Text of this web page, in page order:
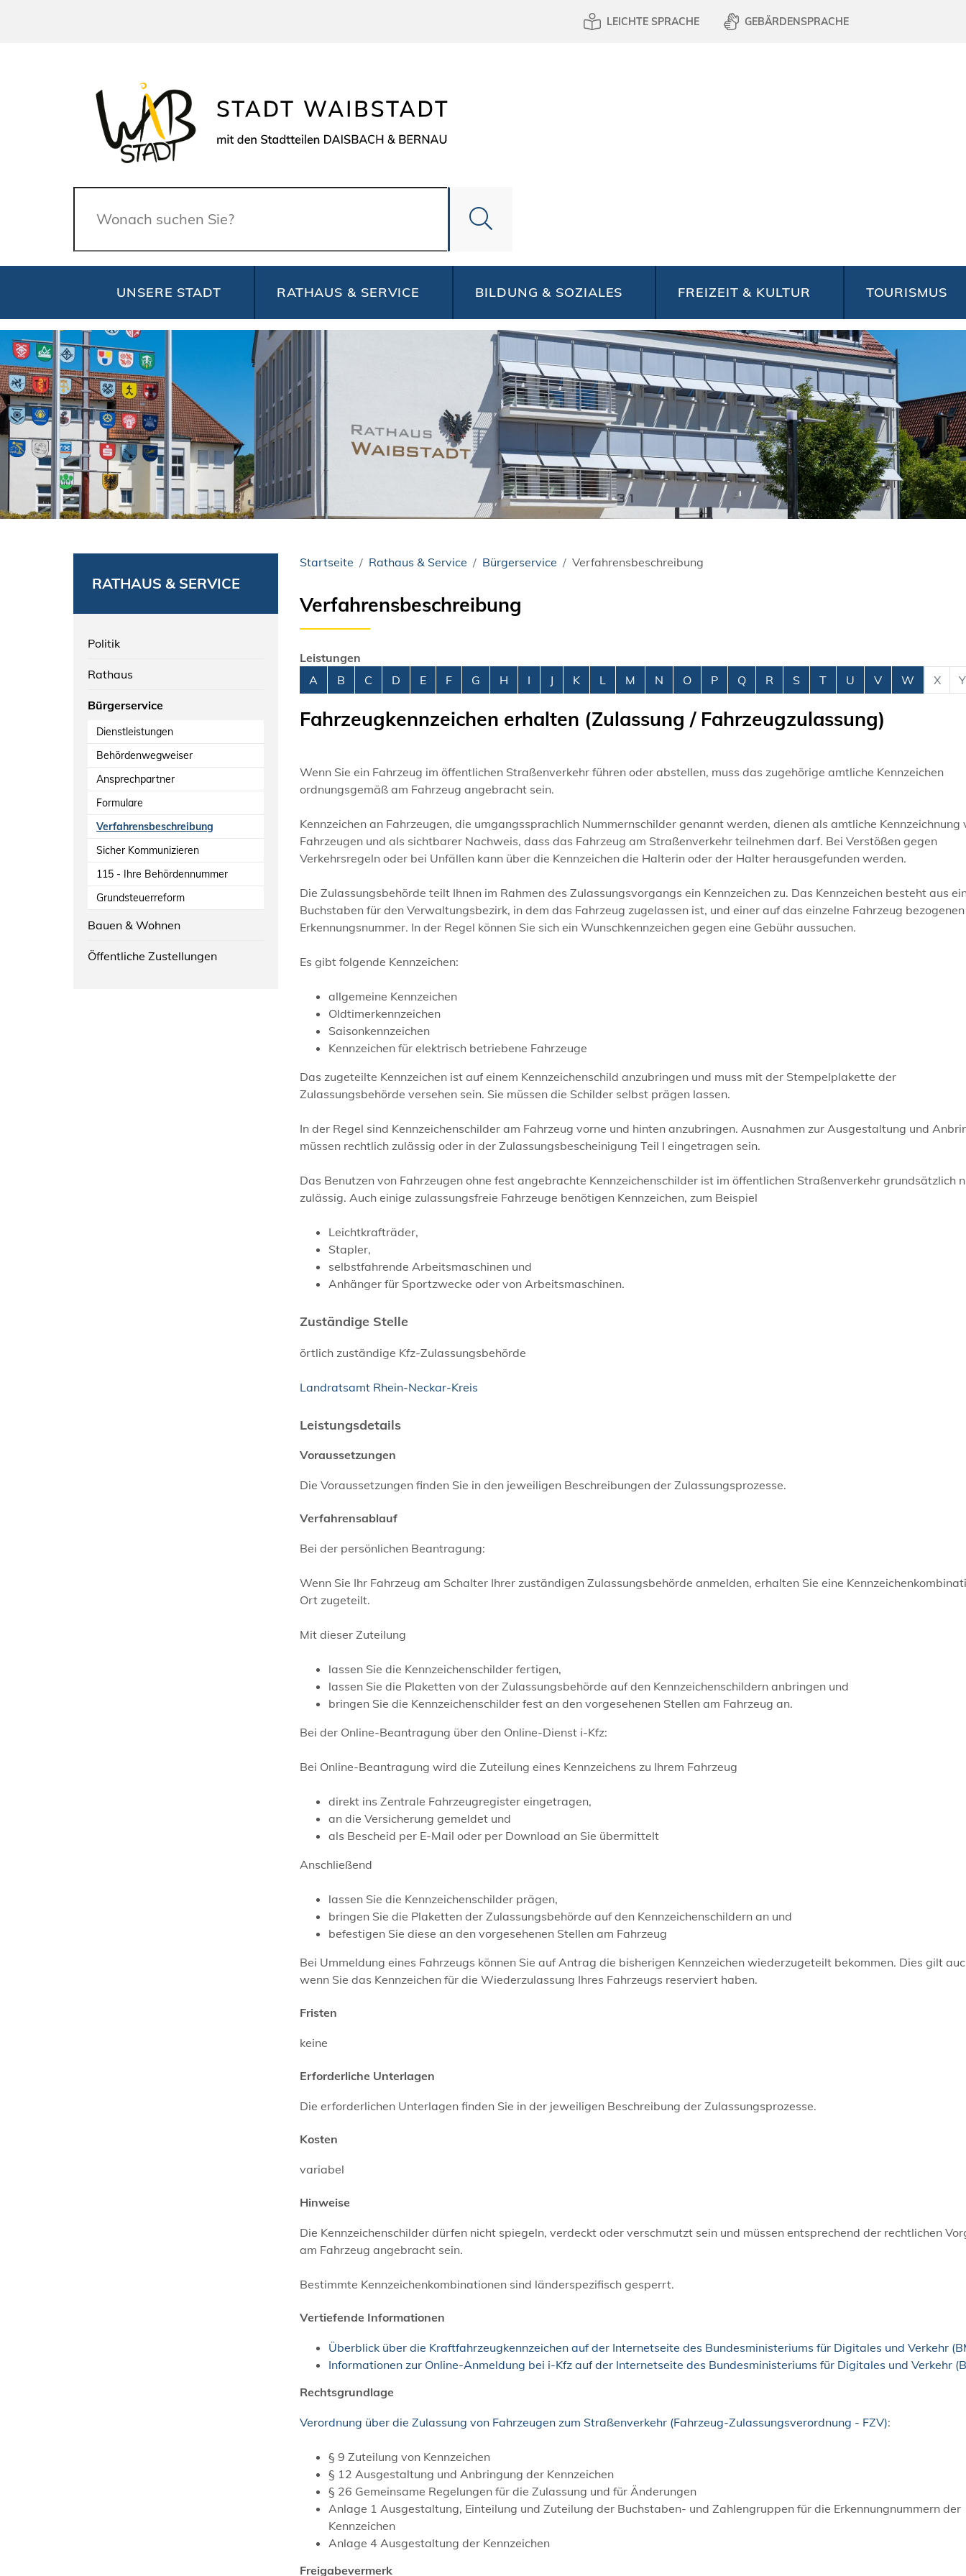
LEICHTE SPRACHE GEBÄRDENSPRACHE
Suche
UNSERE STADT RATHAUS & SERVICE BILDUNG & SOZIALES FREIZEIT & KULTUR TOURISMUS
RATHAUS & SERVICE
Politik
Rathaus
Bürgerservice
Dienstleistungen
Behördenwegweiser
Ansprechpartner
Formulare
Verfahrensbeschreibung
Sicher Kommunizieren
115 - Ihre Behördennummer
Grundsteuerreform
Bauen & Wohnen
Öffentliche Zustellungen
Startseite Rathaus & Service Bürgerservice Verfahrensbeschreibung
Verfahrensbeschreibung
Leistungen
Alphabetisches Register überspringen
A B C D E F G H I J K L M N O P Q R S T U V W X Y
Fahrzeugkennzeichen erhalten (Zulassung / Fahrzeugzulassung)
Wenn Sie ein Fahrzeug im öffentlichen Straßenverkehr führen oder abstellen, muss das zugehörige amtliche Kennzeichen
ordnungsgemäß am Fahrzeug angebracht sein.
Kennzeichen an Fahrzeugen, die umgangssprachlich Nummernschilder genannt werden, dienen als amtliche Kennzeichnung
Fahrzeugen und als sichtbarer Nachweis, dass das Fahrzeug am Straßenverkehr teilnehmen darf. Bei Verstößen gegen
Verkehrsregeln oder bei Unfällen kann über die Kennzeichen die Halterin oder der Halter herausgefunden werden.
Die Zulassungsbehörde teilt Ihnen im Rahmen des Zulassungsvorgangs ein Kennzeichen zu. Das Kennzeichen besteht aus
Buchstaben für den Verwaltungsbezirk, in dem das Fahrzeug zugelassen ist, und einer auf das einzelne Fahrzeug bezogenen
Erkennungsnummer. In der Regel können Sie sich ein Wunschkennzeichen gegen eine Gebühr aussuchen.
Es gibt folgende Kennzeichen:
allgemeine Kennzeichen
Oldtimerkennzeichen
Saisonkennzeichen
Kennzeichen für elektrisch betriebene Fahrzeuge
Das zugeteilte Kennzeichen ist auf einem Kennzeichenschild anzubringen und muss mit der Stempelplakette der
Zulassungsbehörde versehen sein. Sie müssen die Schilder selbst prägen lassen.
In der Regel sind Kennzeichenschilder am Fahrzeug vorne und hinten anzubringen. Ausnahmen zur Ausgestaltung und
müssen rechtlich zulässig oder in der Zulassungsbescheinigung Teil I eingetragen sein.
Das Benutzen von Fahrzeugen ohne fest angebrachte Kennzeichenschilder ist im öffentlichen Straßenverkehr grundsätzlich
zulässig. Auch einige zulassungsfreie Fahrzeuge benötigen Kennzeichen, zum Beispiel
Leichtkrafträder,
Stapler,
selbstfahrende Arbeitsmaschinen und
Anhänger für Sportzwecke oder von Arbeitsmaschinen.
Zuständige Stelle
örtlich zuständige Kfz-Zulassungsbehörde
Landratsamt Rhein-Neckar-Kreis
Leistungsdetails
Voraussetzungen
Die Voraussetzungen finden Sie in den jeweiligen Beschreibungen der Zulassungsprozesse.
Verfahrensablauf
Bei der persönlichen Beantragung:
Wenn Sie Ihr Fahrzeug am Schalter Ihrer zuständigen Zulassungsbehörde anmelden, erhalten Sie eine
Ort zugeteilt.
Mit dieser Zuteilung
lassen Sie die Kennzeichenschilder fertigen,
lassen Sie die Plaketten von der Zulassungsbehörde auf den Kennzeichenschildern anbringen und
bringen Sie die Kennzeichenschilder fest an den vorgesehenen Stellen am Fahrzeug an.
Bei der Online-Beantragung über den Online-Dienst i-Kfz:
Bei Online-Beantragung wird die Zuteilung eines Kennzeichens zu Ihrem Fahrzeug
direkt ins Zentrale Fahrzeugregister eingetragen,
an die Versicherung gemeldet und
als Bescheid per E-Mail oder per Download an Sie übermittelt
Anschließend
lassen Sie die Kennzeichenschilder prägen,
bringen Sie die Plaketten der Zulassungsbehörde auf den Kennzeichenschildern an und
befestigen Sie diese an den vorgesehenen Stellen am Fahrzeug
Bei Ummeldung eines Fahrzeugs können Sie auf Antrag die bisherigen Kennzeichen wiederzugeteilt bekommen. Dies gilt
wenn Sie das Kennzeichen für die Wiederzulassung Ihres Fahrzeugs reserviert haben.
Fristen
keine
Erforderliche Unterlagen
Die erforderlichen Unterlagen finden Sie in der jeweiligen Beschreibung der Zulassungsprozesse.
Kosten
variabel
Hinweise
Die Kennzeichenschilder dürfen nicht spiegeln, verdeckt oder verschmutzt sein und müssen entsprechend der rechtlichen
am Fahrzeug angebracht sein.
Bestimmte Kennzeichenkombinationen sind länderspezifisch gesperrt.
Vertiefende Informationen
Überblick über die Kraftfahrzeugkennzeichen auf der Internetseite des Bundesministeriums für Digitales und Verkehr
Informationen zur Online-Anmeldung bei i-Kfz auf der Internetseite des Bundesministeriums für Digitales und Verkehr
Rechtsgrundlage
Verordnung über die Zulassung von Fahrzeugen zum Straßenverkehr (Fahrzeug-Zulassungsverordnung - FZV):
§ 9 Zuteilung von Kennzeichen
§ 12 Ausgestaltung und Anbringung der Kennzeichen
§ 26 Gemeinsame Regelungen für die Zulassung und für Änderungen
Anlage 1 Ausgestaltung, Einteilung und Zuteilung der Buchstaben- und Zahlengruppen für die Erkennungnummern der
Kennzeichen
Anlage 4 Ausgestaltung der Kennzeichen
Freigabevermerk